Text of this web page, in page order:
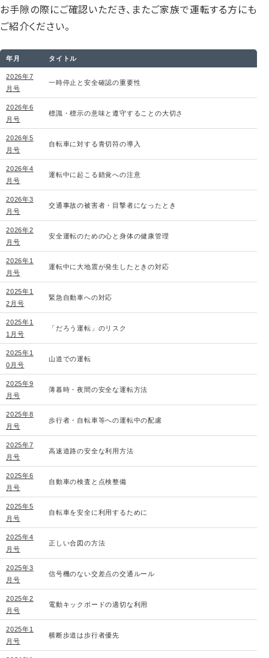
お手隙の際にご確認いただき、またご家族で運転する方にも
ご紹介ください。
年月 タイトル
2026年7
月号
一時停止と安全確認の重要性
2026年6
月号
標識・標示の意味と遵守することの大切さ
2026年5
月号
自転車に対する青切符の導入
2026年4
月号
運転中に起こる錯覚への注意
2026年3
月号
交通事故の被害者・目撃者になったとき
2026年2
月号
安全運転のための心と身体の健康管理
2026年1
月号
運転中に大地震が発生したときの対応
2025年1
2月号
緊急自動車への対応
2025年1
1月号
「だろう運転」のリスク
2025年1
0月号
山道での運転
2025年9
月号
薄暮時・夜間の安全な運転方法
2025年8
月号
歩行者・自転車等への運転中の配慮
2025年7
月号
高速道路の安全な利用方法
2025年6
月号
自動車の検査と点検整備
2025年5
月号
自転車を安全に利用するために
2025年4
月号
正しい合図の方法
2025年3
月号
信号機のない交差点の交通ルール
2025年2
月号
電動キックボードの適切な利用
2025年1
月号
横断歩道は歩行者優先